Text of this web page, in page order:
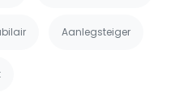
Aanlegsteiger